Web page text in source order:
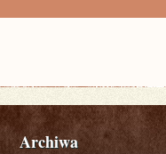
Archiwa